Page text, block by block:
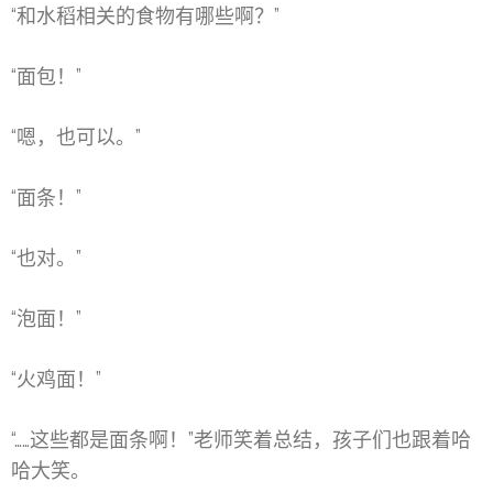
“和水稻相关的食物有哪些啊？”
“面包！”
“嗯，也可以。”
“面条！”
“也对。”
“泡面！”
“火鸡面！”
“……这些都是面条啊！”老师笑着总结，孩子们也跟着哈
哈大笑。